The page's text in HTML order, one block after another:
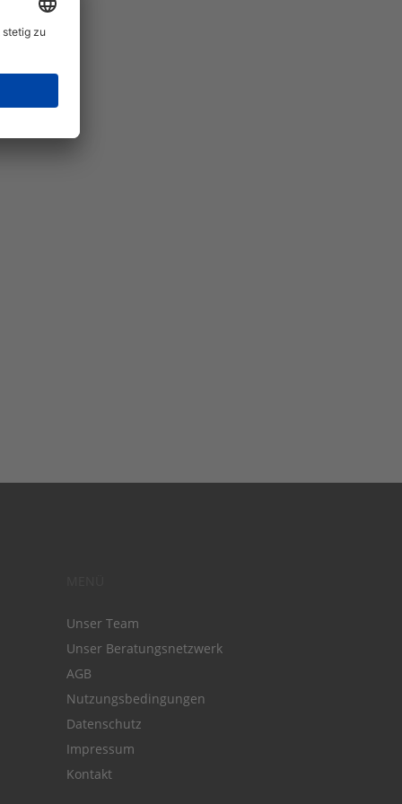
Unser Team
Unser Beratungsnetzwerk
AGB
Nutzungsbedingungen
Datenschutz
Impressum
Kontakt